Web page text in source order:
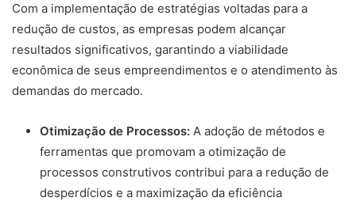
Com a implementação de estratégias voltadas para a
redução de custos, as empresas podem alcançar
resultados significativos, garantindo a viabilidade
econômica de seus empreendimentos e o atendimento às
demandas do mercado.
Otimização de Processos: A adoção de métodos e
ferramentas que promovam a otimização de
processos construtivos contribui para a redução de
desperdícios e a maximização da eficiência